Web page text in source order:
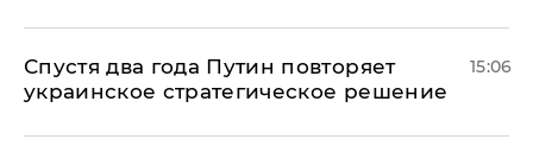
Спустя два года Путин повторяет
украинское стратегическое решение
15:06